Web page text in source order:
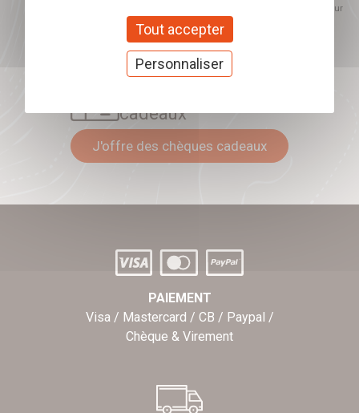
proposés. Ce choix est modifiable à tout moment et reste sans incidence sur
cadeaux
J'offre des chèques cadeaux
PAIEMENT
Visa / Mastercard / CB / Paypal /
Chèque & Virement
Tout accepter
Personnaliser